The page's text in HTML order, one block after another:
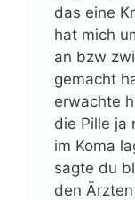
das eine
hat mich
an bzw
gemacht
erwachte
die Pille ja
im Koma
sagte du
den